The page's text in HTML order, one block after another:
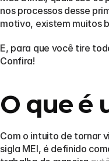
nos processos desse
motivo, existem muitos
E, para que você tire
Confira!
O que é
Com o intuito de tornar
sigla MEI, é definido